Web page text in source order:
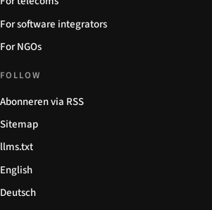
For software integrators
For NGOs
FOLLOW
Abonneren via RSS
Sitemap
llms.txt
English
Deutsch